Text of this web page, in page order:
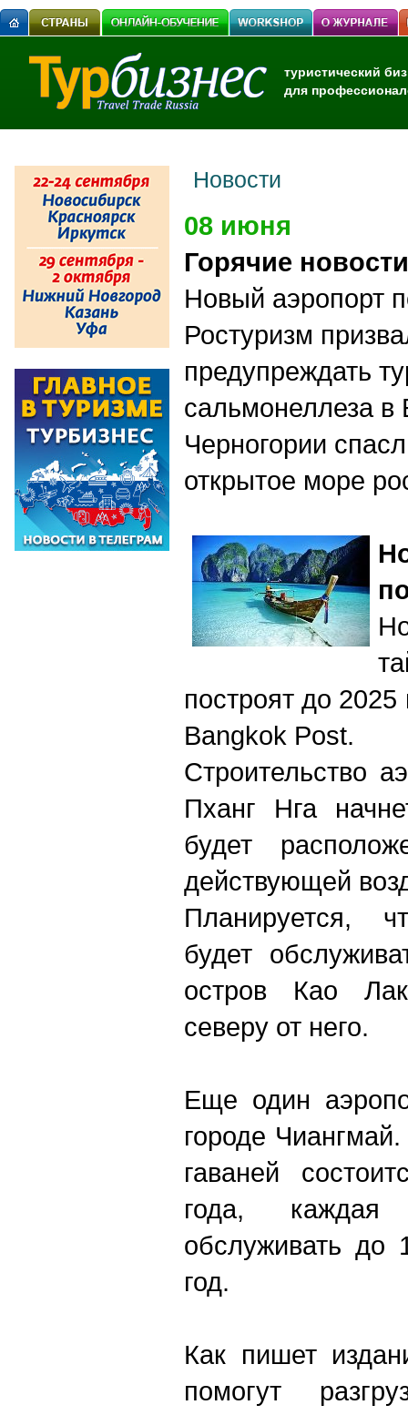
туристический
для
Новости
08 июня
Горячие новости
Новый аэропорт
Ростуризм
предупреждать
сальмонеллеза в
Черногории
открытое море
построят до 2025
Bangkok Post.
Строительство
Пханг Нга
будет
действующей
Планируется,
будет
остров Као
северу от него.
Еще один
городе
гаваней
года,
обслуживать до
год.
Как пишет
помогут